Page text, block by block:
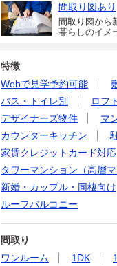
間取り図あり
間取り図から
暮らしのイメ
特徴
Webで見学予約可能
バス・トイレ別
ロフ
デザイナーズ物件
マ
カウンターキッチン
家賃クレジットカード対応
タワーマンション（高層マ
新婚・カップル・同棲向け
ルーフバルコニー
間取り
ワンルーム
1DK